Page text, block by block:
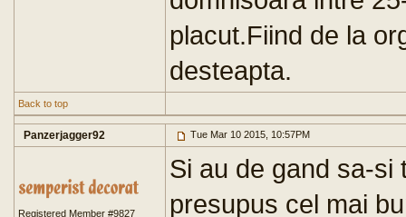
placut.Fiind de la
desteapta.
Back to top
Panzerjagger92 Tue Mar 10 2015, 10:57PM
Registered Member #9827
Si au de gand sa-si
presupus cel mai